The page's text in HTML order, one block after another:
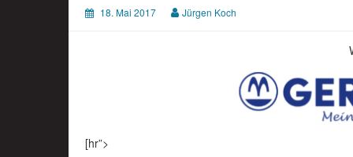
18. Mai 2017 Jürgen Koch
[hr”>